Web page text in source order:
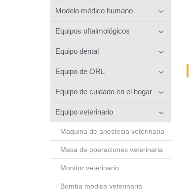
Modelo médico humano
Equipos oftalmológicos
Equipo dental
Equipo de ORL
Equipo de cuidado en el hogar
Equipo veterinario
Maquina de anestesia veterinaria
Mesa de operaciones veterinaria
Monitor veterinario
Bomba médica veterinaria